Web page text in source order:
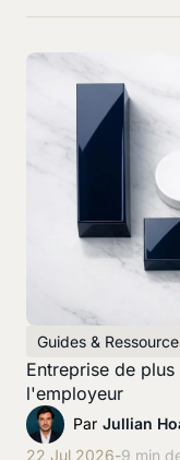
Guides &
Entreprise de
l'employeur
Par Jullian
22 Jul 2026-9 min